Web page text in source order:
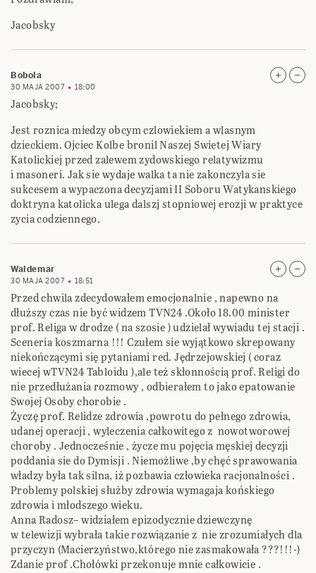
Jacobsky
Bobola
30 MAJA 2007 18:00
Jacobsky;
Jest roznica miedzy obcym czlowiekiem a wlasnym
dzieckiem. Ojciec Kolbe bronil Naszej Swietej Wiary
Katolickiej przed zalewem zydowskiego relatywizmu
i masoneri. Jak sie wydaje walka ta nie zakonczyla sie
sukcesem a wypaczona decyzjami II Soboru Watykanskiego
doktryna katolicka ulega dalszj stopniowej erozji w praktyce
zycia codziennego.
Waldemar
30 MAJA 2007 18:51
Przed chwila zdecydowałem emocjonalnie , napewno na
dłuższy czas nie być widzem TVN24 .Około 18.00 minister
prof. Religa w drodze ( na szosie ) udzielał wywiadu tej stacji .
Sceneria koszmarna !!! Czułem sie wyjątkowo skrepowany
niekończącymi się pytaniami red. Jędrzejowskiej ( coraz
wiecej wTVN24 Tabloidu ),ale też skłonnością prof. Religi do
nie przedłużania rozmowy , odbierałem to jako epatowanie
Swojej Osoby chorobie .
Życzę prof. Relidze zdrowia ,powrotu do pełnego zdrowia,
udanej operacji , wyleczenia całkowitego z nowotworowej
choroby . Jednocześnie , życze mu pojęcia męskiej decyzji
poddania sie do Dymisji . Niemożliwe ,by chęć sprawowania
władzy była tak silna, iż pozbawia człowieka racjonalności .
Problemy polskiej służby zdrowia wymagaja końskiego
zdrowia i młodszego wieku.
Anna Radosz– widziałem epizodycznie dziewczynę
w telewizji wybrała takie rozwiązanie z nie zrozumiałych dla
przyczyn (Macierzyństwo,którego nie zasmakowała ???!!!-)
Zdanie prof .Chołówki przekonuje mnie całkowicie .